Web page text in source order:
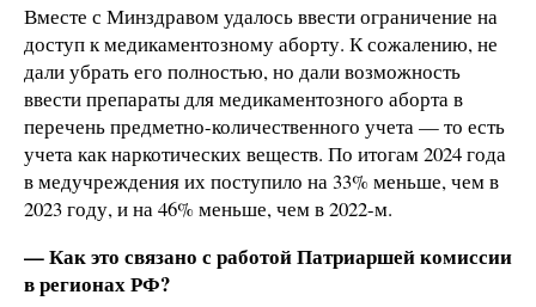
Вместе с Минздравом удалось ввести ограничение на
доступ к медикаментозному аборту. К сожалению, не
дали убрать его полностью, но дали возможность
ввести препараты для медикаментозного аборта в
перечень предметно-количественного учета — то есть
учета как наркотических веществ. По итогам 2024 года
в медучреждения их поступило на 33% меньше, чем в
2023 году, и на 46% меньше, чем в 2022-м.
— Как это связано с работой Патриаршей комиссии
в регионах РФ?